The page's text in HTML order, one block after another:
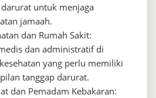
untuk menjaga
jamaah.
dan Rumah Sakit:
dan administratif di
yang perlu memiliki
tanggap darurat.
dan Pemadam Kebakaran: